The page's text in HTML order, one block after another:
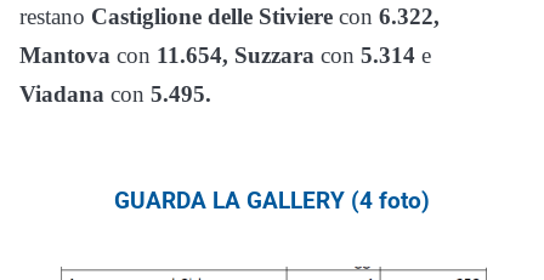
restano Castiglione delle Stiviere con 6.322,
Mantova con 11.654, Suzzara con 5.314 e
Viadana con 5.495.
GUARDA LA GALLERY (4 foto)